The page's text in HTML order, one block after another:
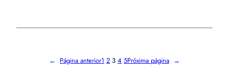
← Página anterior1 2 3 4 5Próxima página →